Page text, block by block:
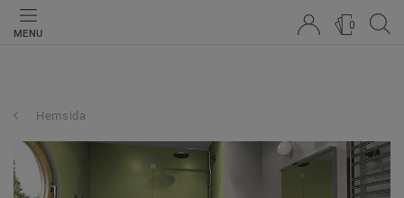
MENU
0
Hemsida